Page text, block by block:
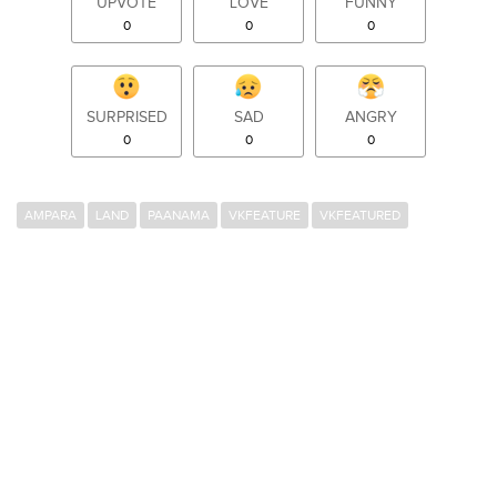
UPVOTE
0
LOVE
0
FUNNY
0
SURPRISED
0
SAD
0
ANGRY
0
AMPARA LAND PAANAMA VKFEATURE VKFEATURED